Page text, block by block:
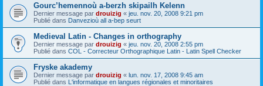
Gourc’hemennoù a-berzh skipailh Kelenn
Dernier message par drouizig « jeu. nov. 20, 2008 9:21 pm
Publié dans Danvezioù all a-bep seurt
Medieval Latin - Changes in orthography
Dernier message par drouizig « jeu. nov. 20, 2008 2:55 pm
Publié dans COL - Correcteur Orthographique Latin - Latin Spell Checker
Fryske akademy
Dernier message par drouizig « lun. nov. 17, 2008 9:45 am
Publié dans L'informatique en langues régionales et minoritaires